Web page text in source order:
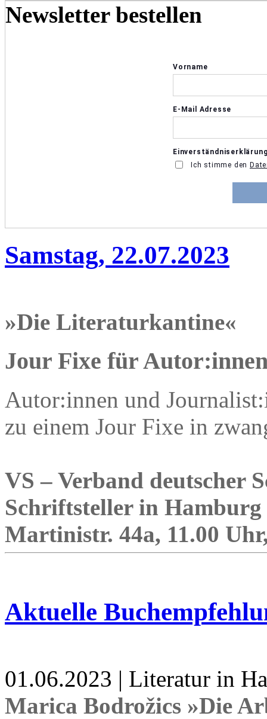
Newsletter bestellen
Samstag, 22.07.2023
»Die Literaturkantine«
Jour Fixe für
Autor:innen und
zu einem Jour Fixe in
VS – Verband deutscher
Schriftsteller in
Martinistr. 44a, 11.00
Aktuelle
01.06.2023 | Literatur in
Marica Bodrožics »Die